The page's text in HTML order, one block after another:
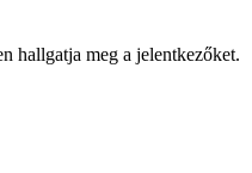
hallgatja meg a jelentkezőket.